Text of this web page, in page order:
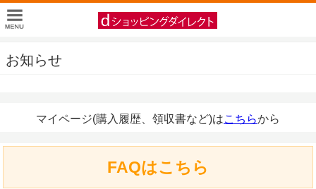
お知らせ
マイページ(購入履歴、領収書など)はこちらから
FAQはこちら